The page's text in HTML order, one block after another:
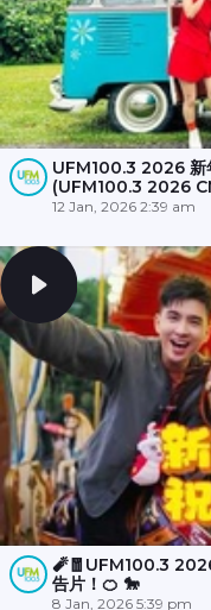
UFM100.3 2026
(UFM100.3 2026
12 Jan, 2026 2:39 am
🧨🧧UFM100.3
告片！🍊 🐎
8 Jan, 2026 5:39 pm